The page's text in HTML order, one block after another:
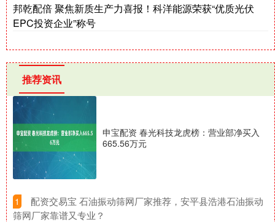
邦乾配倍 聚焦新质生产力喜报！科洋能源荣获“优质光伏
EPC投资企业”称号
推荐资讯
申宝配资 春光科技龙虎榜：营业部净买入
665.56万元
1
​配资交易宝 石油振动筛网厂家推荐，安平县浩港石油振动
筛网厂家靠谱又专业？